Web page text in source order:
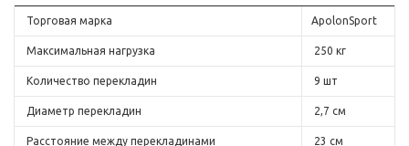
Торговая марка ApolonSport
Максимальная нагрузка 250 кг
Количество перекладин 9 шт
Диаметр перекладин 2,7 см
Расстояние между перекладинами 23 см